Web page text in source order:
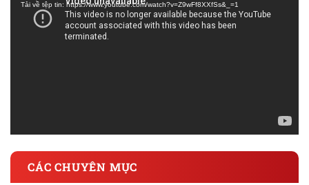
Video
Tải về tệp tin: https://www.youtube.com/watch?v=Z9wFf8XXfSs&_=1
CÁC CHUYÊN MỤC